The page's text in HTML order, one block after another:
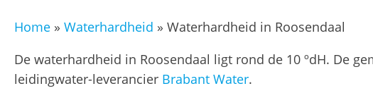
Home » Waterhardheid » Waterhardheid in Roosendaal
De waterhardheid in Roosendaal ligt rond de 10 ºdH. De
leidingwater-leverancier Brabant Water.